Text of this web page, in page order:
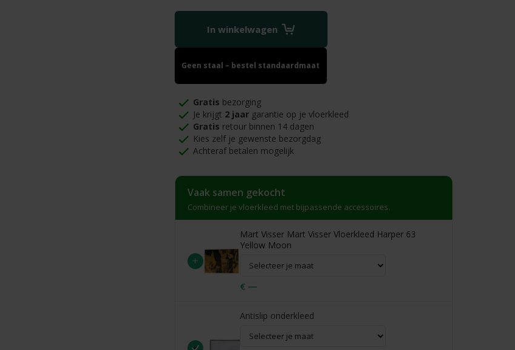
In winkelwagen
Geen staal – bestel standaardmaat
Gratis bezorging
Je krijgt 2 jaargarantie op je vloerkleed
Gratis retour binnen 14 dagen
Kies zelf je gewenste bezorgdag
Achteraf betalen mogelijk
Vaak samen gekocht
Combineer je vloerkleed met bijpassende accessoires.
+
Mart Visser Mart Visser Vloerkleed Harper 63
Yellow Moon
€ —
Antislip onderkleed